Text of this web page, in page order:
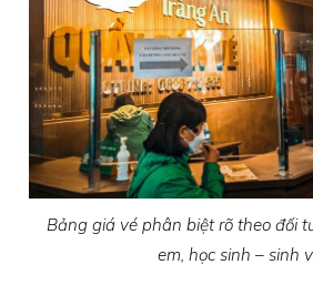
Bảng giá vé phân biệt rõ theo đối
em, học sinh – sinh